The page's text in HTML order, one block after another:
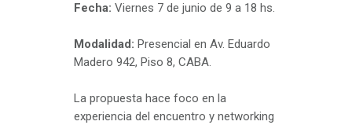
Fecha: Viernes 7 de junio de 9 a 18 hs.
Modalidad: Presencial en Av. Eduardo
Madero 942, Piso 8, CABA.
La propuesta hace foco en la
experiencia del encuentro y networking